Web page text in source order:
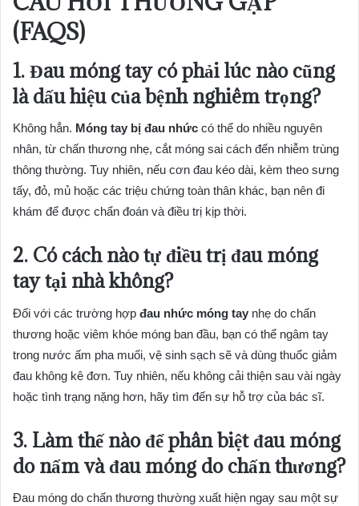
(FAQS)
1. Đau móng tay có phải lúc nào cũng
là dấu hiệu của bệnh nghiêm trọng?
Không hẳn. Móng tay bị đau nhức có thể do nhiều nguyên
nhân, từ chấn thương nhẹ, cắt móng sai cách đến nhiễm trùng
thông thường. Tuy nhiên, nếu cơn đau kéo dài, kèm theo sưng
tấy, đỏ, mủ hoặc các triệu chứng toàn thân khác, bạn nên đi
khám để được chẩn đoán và điều trị kịp thời.
2. Có cách nào tự điều trị đau móng
tay tại nhà không?
Đối với các trường hợp đau nhức móng tay nhẹ do chấn
thương hoặc viêm khóe móng ban đầu, bạn có thể ngâm tay
trong nước ấm pha muối, vệ sinh sạch sẽ và dùng thuốc giảm
đau không kê đơn. Tuy nhiên, nếu không cải thiện sau vài ngày
hoặc tình trạng nặng hơn, hãy tìm đến sự hỗ trợ của bác sĩ.
3. Làm thế nào để phân biệt đau móng
do nấm và đau móng do chấn thương?
Đau móng do chấn thương thường xuất hiện ngay sau một sự